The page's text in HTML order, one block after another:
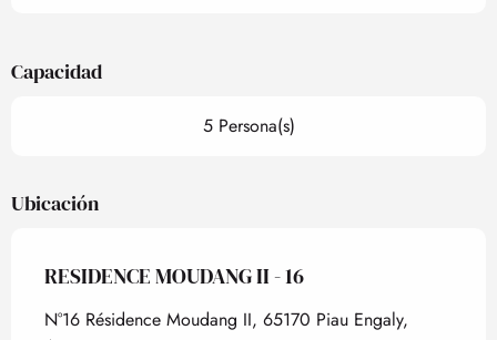
Capacidad
5 Persona(s)
Ubicación
RESIDENCE MOUDANG II - 16
N°16 Résidence Moudang II, 65170 Piau Engaly,